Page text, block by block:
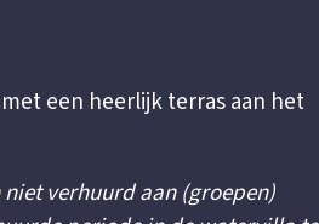
een heerlijk terras aan het
verhuurd aan (groepen)